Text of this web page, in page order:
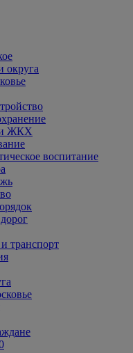
округа
ЖКХ
воспитание
транспорт